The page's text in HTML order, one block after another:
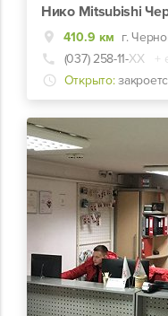
Нико Mitsubishi
410.9 км г.
(037) 258-11-ХХ
+
Открыто: